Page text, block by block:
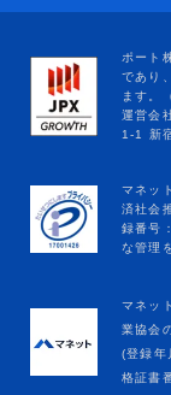
マネッ
業協会
(登録年
格証書